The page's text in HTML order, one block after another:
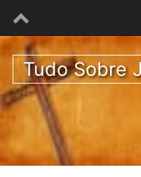
Tudo Sobre